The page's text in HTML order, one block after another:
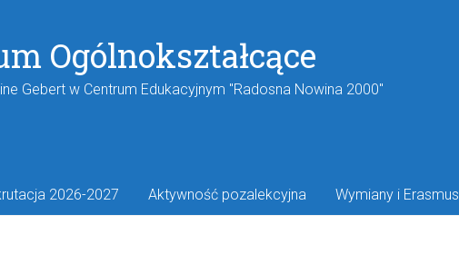
Ogólnokształcące
Gebert w Centrum Edukacyjnym "Radosna Nowina 2000"
2026-2027 Aktywność pozalekcyjna Wymiany i Erasmus